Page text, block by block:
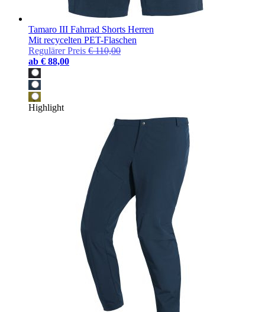
Tamaro III Fahrrad Shorts Herren
Mit recycelten PET-Flaschen
Regulärer Preis € 110,00
ab € 88,00
Highlight